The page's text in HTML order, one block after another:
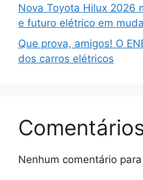
Nova Toyota Hilux 2026
e futuro elétrico em
Que prova, amigos! O
dos carros elétricos
Nenhum comentário